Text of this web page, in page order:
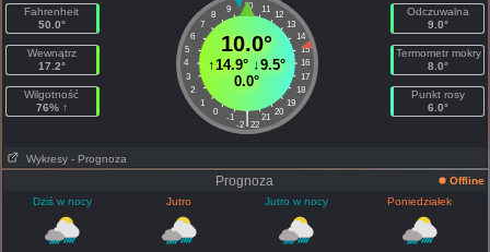
Fahrenheit
50.0°
Wewnątrz
17.2°
Wilgotność
76% ↑
10
9 11
8
12
7
13
6
14
5
15
4
16
3
17
2
18
1
19
0
20
-1 21
|
-2 22
10.0°
↑14.9° ↓9.5°
0.0°
Odczuwalna
9.0°
Termometr mokry
8.0°
Punkt rosy
6.0°
Wykresy - Prognoza
Prognoza
Offline
Dziś w nocy
Jutro Jutro w nocy Poniedziałek